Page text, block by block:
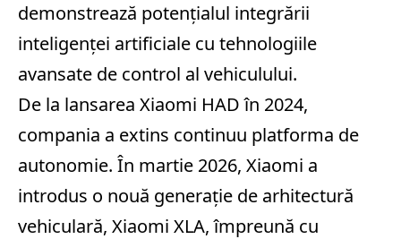
demonstrează potențialul integrării
inteligenței artificiale cu tehnologiile
avansate de control al vehiculului.
De la lansarea Xiaomi HAD în 2024,
compania a extins continuu platforma de
autonomie. În martie 2026, Xiaomi a
introdus o nouă generație de arhitectură
vehiculară, Xiaomi XLA, împreună cu